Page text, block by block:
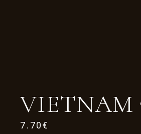
VIETNAM
7.70€